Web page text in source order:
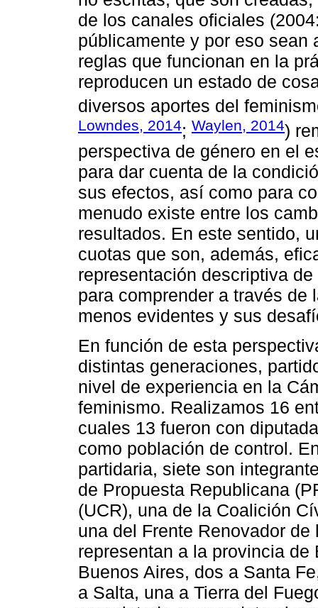
de los canales oficiales
públicamente y por eso sean
reglas que funcionan en la
reproducen un estado de
diversos aportes del
Lowndes, 2014; Waylen, 2014)
perspectiva de género en el
para dar cuenta de la
sus efectos, así como para
menudo existe entre los
resultados. En este sentido,
cuotas que son, además,
representación descriptiva
para comprender a través
menos evidentes y sus
En función de esta
distintas generaciones,
nivel de experiencia en la
feminismo. Realizamos 16
cuales 13 fueron con
como población de control.
partidaria, siete son
de Propuesta Republicana
(UCR), una de la Coalición
una del Frente Renovador
representan a la provincia
Buenos Aires, dos a Santa
a Salta, una a Tierra del